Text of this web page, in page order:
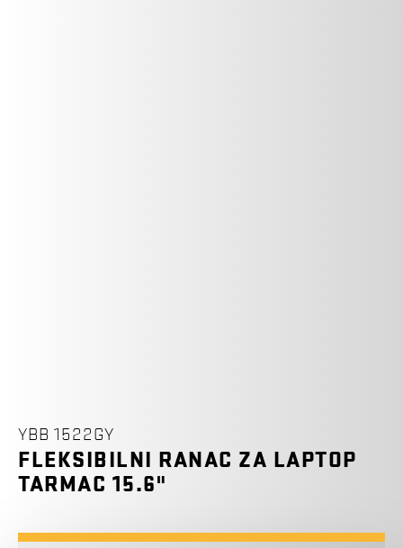
YBB 1522GY
FLEKSIBILNI RANAC ZA LAPTOP
TARMAC 15.6"